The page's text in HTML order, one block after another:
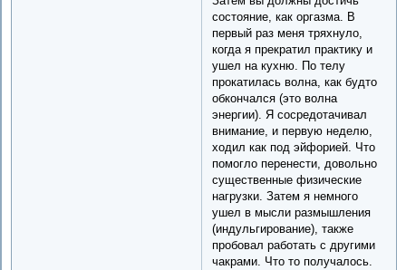
состояние, как оргазма. В
первый раз меня тряхнуло,
когда я прекратил практику и
ушел на кухню. По телу
прокатилась волна, как будто
обкончался (это волна
энергии). Я сосредотачивал
внимание, и первую неделю,
ходил как под эйфорией. Что
помогло перенести, довольно
существенные физические
нагрузки. Затем я немного
ушел в мысли размышления
(индульгирование), также
пробовал работать с другими
чакрами. Что то получалось.